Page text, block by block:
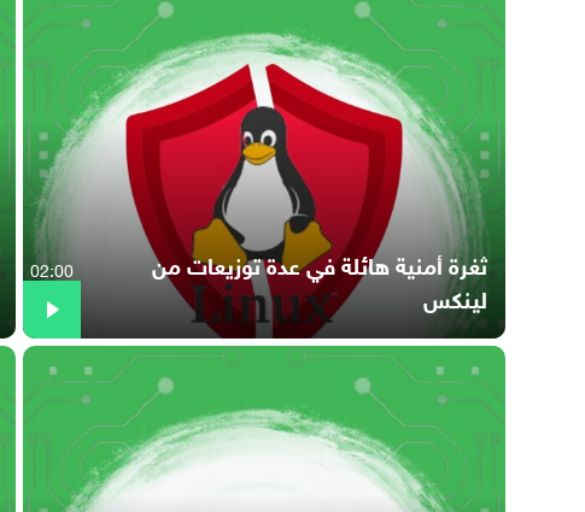
ثغرة أمنية هائلة في عدة توزيعات من
لينكس
02:00